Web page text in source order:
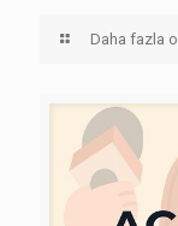
Daha fazla